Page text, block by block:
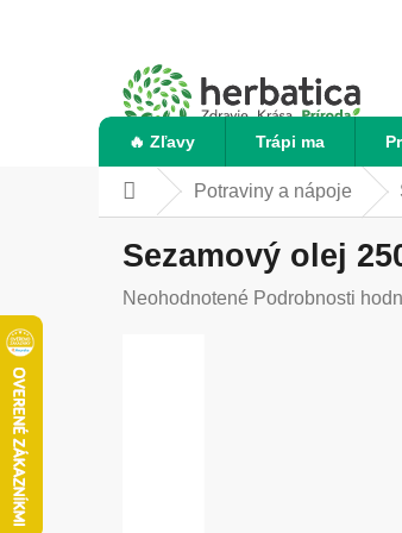
🔥 Zľavy Trápi ma
DomovPotraviny a nápoje
Sezamový olej
Priemerné
Neohodnotené Podrobnosti